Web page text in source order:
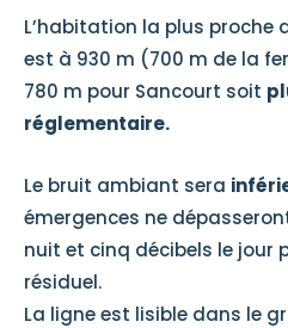
L’habitation la plus proche
est à 930 m (700 m de la
780 m pour Sancourt soit
réglementaire.​
Le bruit ambiant sera
émergences ne
nuit et cinq décibels le jour
résiduel.
La ligne est lisible dans le